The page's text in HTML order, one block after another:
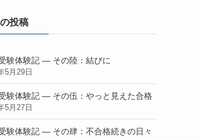
投稿
験体験記 — その陸：結びに
5月29日
験体験記 — その伍：やっと見えた合格
5月27日
験体験記 — その肆：不合格続きの日々